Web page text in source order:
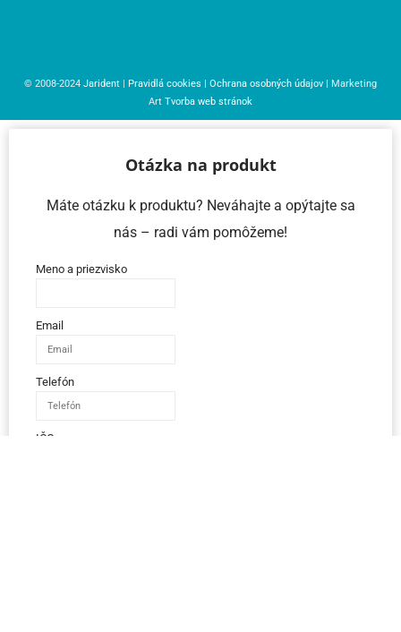
© 2008-2024 Jarident | Pravidlá cookies | Ochrana osobných údajov | Marketing
Art Tvorba web stránok
Otázka na produkt
Máte otázku k produktu? Neváhajte a opýtajte sa
nás – radi vám pomôžeme!
Meno a priezvisko
Email
Telefón
IČO